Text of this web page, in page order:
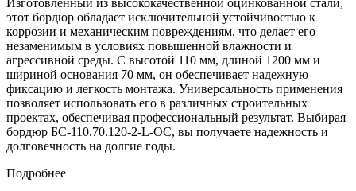
этот бордюр обладает исключительной устойчивостью к
коррозии и механическим повреждениям, что делает его
незаменимым в условиях повышенной влажности и
агрессивной среды. С высотой 110 мм, длиной 1200 мм и
шириной основания 70 мм, он обеспечивает надежную
фиксацию и легкость монтажа. Универсальность применения
позволяет использовать его в различных строительных
проектах, обеспечивая профессиональный результат. Выбирая
бордюр БС-110.70.120-2-L-ОС, вы получаете надежность и
долговечность на долгие годы.
Подробнее